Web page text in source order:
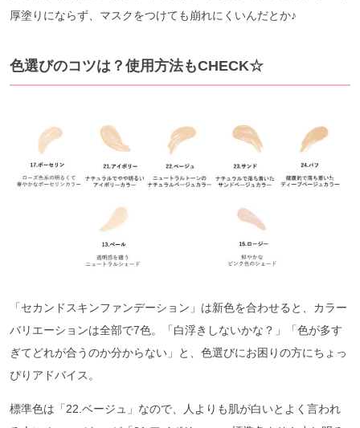
厚塗りにならず、マスクをつけても崩れにくいんだとか♪
色選びのコツは？使用方法もCHECK☆
「セカンドスキンファンデーション」は新色を合わせると、カラー
バリエーションは全部で7色。「白浮きしないかな？」「色が多す
ぎてどれが合うのか分からない」と、色選びにお困りの方にちょっ
ぴりアドバイス。
標準色は「22.ベージュ」なので、人よりも肌が白いとよく言われ